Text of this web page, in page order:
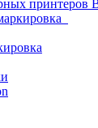
принтеров